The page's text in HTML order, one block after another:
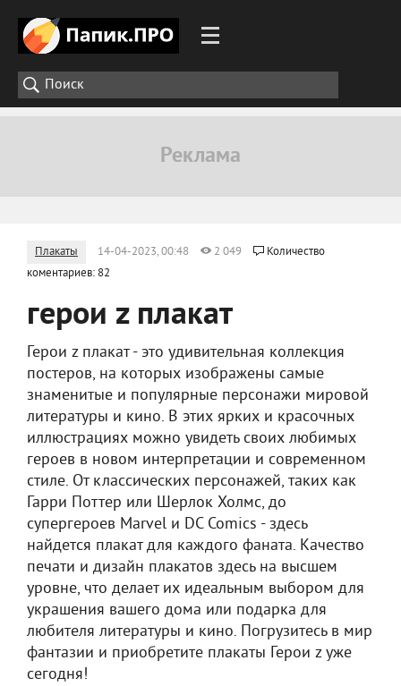
Плакаты 14-04-2023, 00:48 2 049
Количество
коментариев: 82
герои z плакат
Герои z плакат - это удивительная коллекция
постеров, на которых изображены самые
знаменитые и популярные персонажи мировой
литературы и кино. В этих ярких и красочных
иллюстрациях можно увидеть своих любимых
героев в новом интерпретации и современном
стиле. От классических персонажей, таких как
Гарри Поттер или Шерлок Холмс, до
супергероев Marvel и DC Comics - здесь
найдется плакат для каждого фаната. Качество
печати и дизайн плакатов здесь на высшем
уровне, что делает их идеальным выбором для
украшения вашего дома или подарка для
любителя литературы и кино. Погрузитесь в мир
фантазии и приобретите плакаты Герои z уже
сегодня!